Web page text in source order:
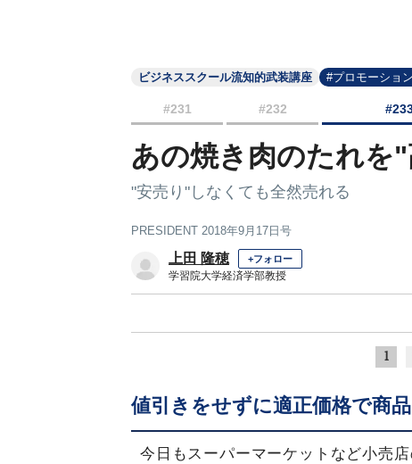
ビジネススクール流知的武装講座 #プロモーション
#231 #232
あの焼き肉のたれを
"安売り"しなくても全然売れる
PRESIDENT 2018年9月17日号
上田 隆穂 +フォロー
学習院大学経済学部教授
1
値引きをせずに適正価格で商
今日もスーパーマーケットなど小売